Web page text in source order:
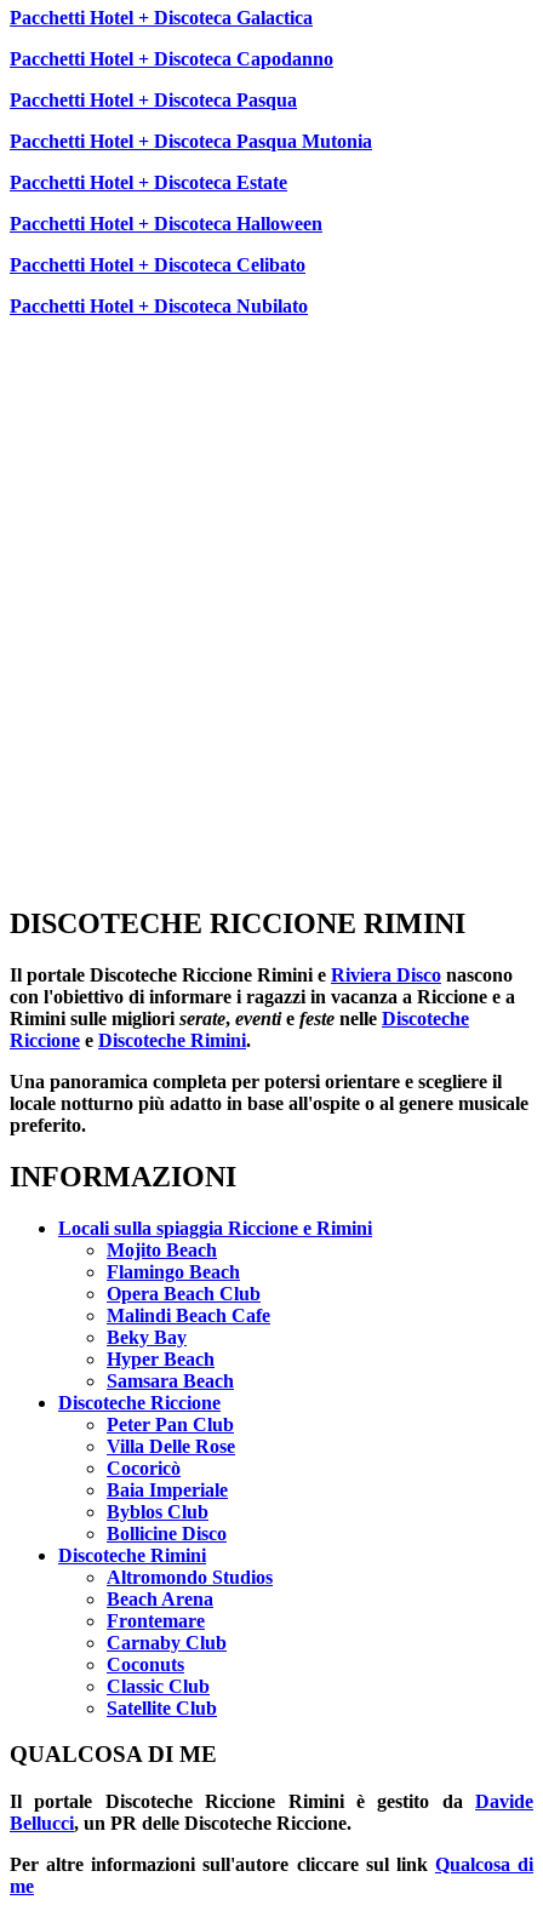
Pacchetti Hotel + Discoteca Galactica
Pacchetti Hotel + Discoteca Capodanno
Pacchetti Hotel + Discoteca Pasqua
Pacchetti Hotel + Discoteca Pasqua Mutonia
Pacchetti Hotel + Discoteca Estate
Pacchetti Hotel + Discoteca Halloween
Pacchetti Hotel + Discoteca Celibato
Pacchetti Hotel + Discoteca Nubilato
DISCOTECHE RICCIONE RIMINI
Il portale Discoteche Riccione Rimini e Riviera Disco nascono
con l'obiettivo di informare i ragazzi in vacanza a Riccione e a
Rimini sulle migliori serate, eventie feste nelle Discoteche
Riccione e Discoteche Rimini.
Una panoramica completa per potersi orientare e scegliere il
locale notturno più adatto in base all'ospite o al genere musicale
preferito.
INFORMAZIONI
Locali sulla spiaggia Riccione e Rimini
Mojito Beach
Flamingo Beach
Opera Beach Club
Malindi Beach Cafe
Beky Bay
Hyper Beach
Samsara Beach
Discoteche Riccione
Peter Pan Club
Villa Delle Rose
Cocoricò
Baia Imperiale
Byblos Club
Bollicine Disco
Discoteche Rimini
Altromondo Studios
Beach Arena
Frontemare
Carnaby Club
Coconuts
Classic Club
Satellite Club
QUALCOSA DI ME
Il portale Discoteche Riccione Riminiè gestito da Davide
Bellucci, un PR delle Discoteche Riccione.
Per altre informazioni sull'autore cliccare sul link Qualcosa di
me